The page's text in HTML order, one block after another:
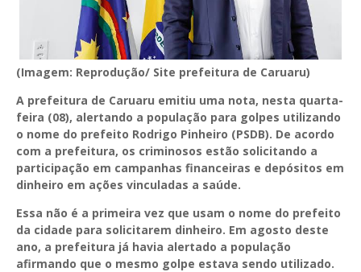
(Imagem: Reprodução/ Site prefeitura de Caruaru)
A prefeitura de Caruaru emitiu uma nota, nesta quarta-
feira (08), alertando a população para golpes utilizando
o nome do prefeito Rodrigo Pinheiro (PSDB). De acordo
com a prefeitura, os criminosos estão solicitando a
participação em campanhas financeiras e depósitos em
dinheiro em ações vinculadas a saúde.
Essa não é a primeira vez que usam o nome do prefeito
da cidade para solicitarem dinheiro. Em agosto deste
ano, a prefeitura já havia alertado a população
afirmando que o mesmo golpe estava sendo utilizado.